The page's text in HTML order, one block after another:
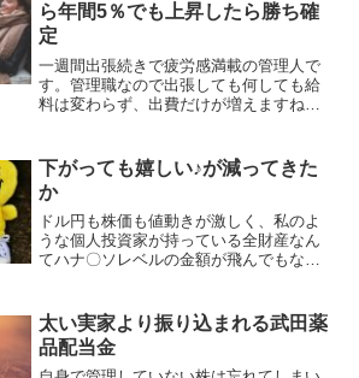
ら年間5％でも上昇したら勝ち確
定
一週間出張続きで疲労感満載の管理人で
す。管理職なので出張しても何しても給
料は変わらず、出費だけが増えますね。
に膨れ上がる投資をして何年になりまし
ょうか。色々...
下がっても嬉しい♪が減ってきた
か
ドル円も株価も値動きが激しく、私のよ
うな個人投資家が持っている全財産なん
てハナ〇ソレベルの金額が飛んでもない
迎♪」、「下がっても上がっても嬉しいの
が長期投資家♪」みたい...
太い実家より振り込まれる武田薬
品配当金